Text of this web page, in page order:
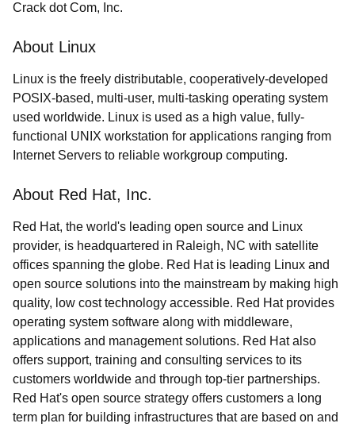
Crack dot Com, Inc.
About Linux
Linux is the freely distributable, cooperatively-developed
POSIX-based, multi-user, multi-tasking operating system
used worldwide. Linux is used as a high value, fully-
functional UNIX workstation for applications ranging from
Internet Servers to reliable workgroup computing.
About Red Hat, Inc.
Red Hat, the world's leading open source and Linux
provider, is headquartered in Raleigh, NC with satellite
offices spanning the globe. Red Hat is leading Linux and
open source solutions into the mainstream by making high
quality, low cost technology accessible. Red Hat provides
operating system software along with middleware,
applications and management solutions. Red Hat also
offers support, training and consulting services to its
customers worldwide and through top-tier partnerships.
Red Hat's open source strategy offers customers a long
term plan for building infrastructures that are based on and